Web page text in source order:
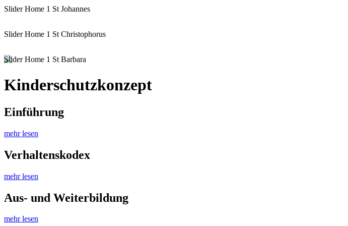
Slider Home 1 St Johannes
Slider Home 1 St Christophorus
Slider Home 1 St Barbara
Kinderschutzkonzept
Einführung
mehr lesen
Verhaltenskodex
mehr lesen
Aus- und Weiterbildung
mehr lesen